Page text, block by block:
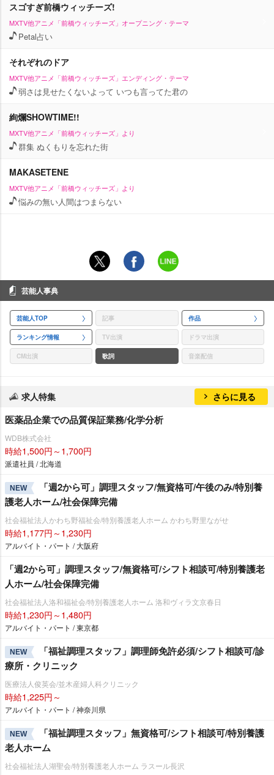
スゴすぎ前橋ウィッチーズ!
MXTV他アニメ「前橋ウィッチーズ」オープニング・テーマ
Petal占い
それぞれのドア
MXTV他アニメ「前橋ウィッチーズ」エンディング・テーマ
弱さは見せたくないよって いつも言ってた君の
絢爛SHOWTIME!!
MXTV他アニメ「前橋ウィッチーズ」より
群集 ぬくもりを忘れた街
MAKASETENE
MXTV他アニメ「前橋ウィッチーズ」より
悩みの無い人間はつまらない
芸能人事典
芸能人TOP 記事 作品
ランキング情報 TV出演 ドラマ出演
CM出演 歌詞 音楽配信
求人特集 さらに見る
医薬品企業での品質保証業務/化学分析
WDB株式会社
時給1,500円～1,700円
派遣社員 / 北海道
NEW
「週2から可」調理スタッフ/無資格可/午後のみ/特別養
護老人ホーム/社会保障完備
社会福祉法人かわち野福祉会/特別養護老人ホーム かわち野里ながせ
時給1,177円～1,230円
アルバイト・パート / 大阪府
「週2から可」調理スタッフ/無資格可/シフト相談可/特別養護老
人ホーム/社会保障完備
社会福祉法人洛和福祉会/特別養護老人ホーム 洛和ヴィラ文京春日
時給1,230円～1,480円
アルバイト・パート / 東京都
NEW
「福祉調理スタッフ」調理師免許必須/シフト相談可/診
療所・クリニック
医療法人俊英会/並木産婦人科クリニック
時給1,225円～
アルバイト・パート / 神奈川県
NEW
「福祉調理スタッフ」無資格可/シフト相談可/特別養護
老人ホーム
社会福祉法人湖聖会/特別養護老人ホーム ラスール長沢